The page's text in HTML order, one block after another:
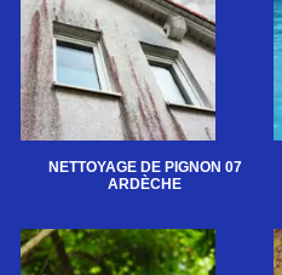
NETTOYAGE DE PIGNON 07
ARDÈCHE